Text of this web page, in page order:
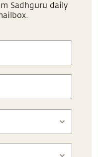
Sadhguru daily